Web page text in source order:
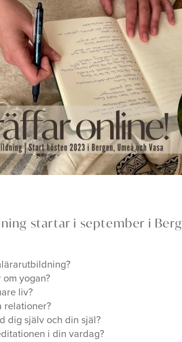
startar i september i
yogan?
liv?
relationer?
dig själv och din själ?
i din vardag?